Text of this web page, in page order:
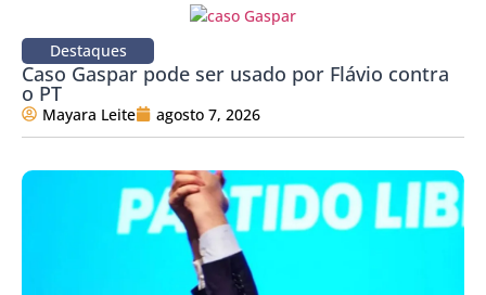
Destaques
Caso Gaspar pode ser usado por Flávio contra
o PT
Mayara Leite agosto 7, 2026